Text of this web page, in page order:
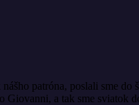
patróna, poslali sme do
Giovanni, a tak sme sviatok